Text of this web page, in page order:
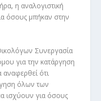
η αναλογιστική
όσους μπήκαν στην
Συνεργασία
για την κατάργηση
αναφερθεί ότι
όλων των
ισχύουν για όσους